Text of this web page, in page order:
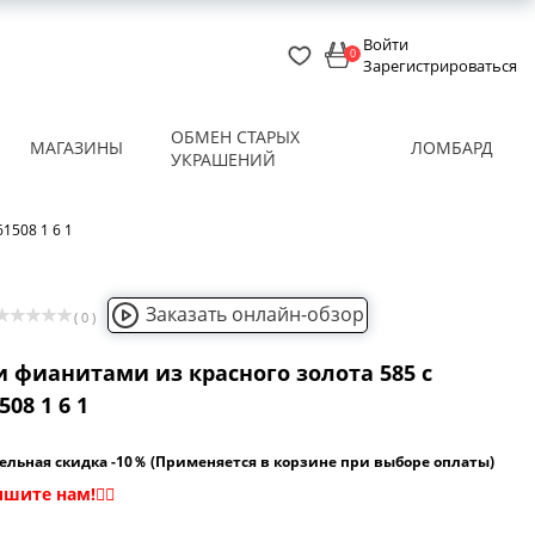
0 Войти
Зарегистрироваться
МАГАЗИНЫ
ОБМЕН СТАРЫХ
УКРАШЕНИЙ
ЛОМБАРД
1 6 1
( 0 ) Заказать онлайн-обзор
фианитами из красного золота 585 с
1 6 1
скидка -10％ (Применяется в корзине при выборе оплаты)